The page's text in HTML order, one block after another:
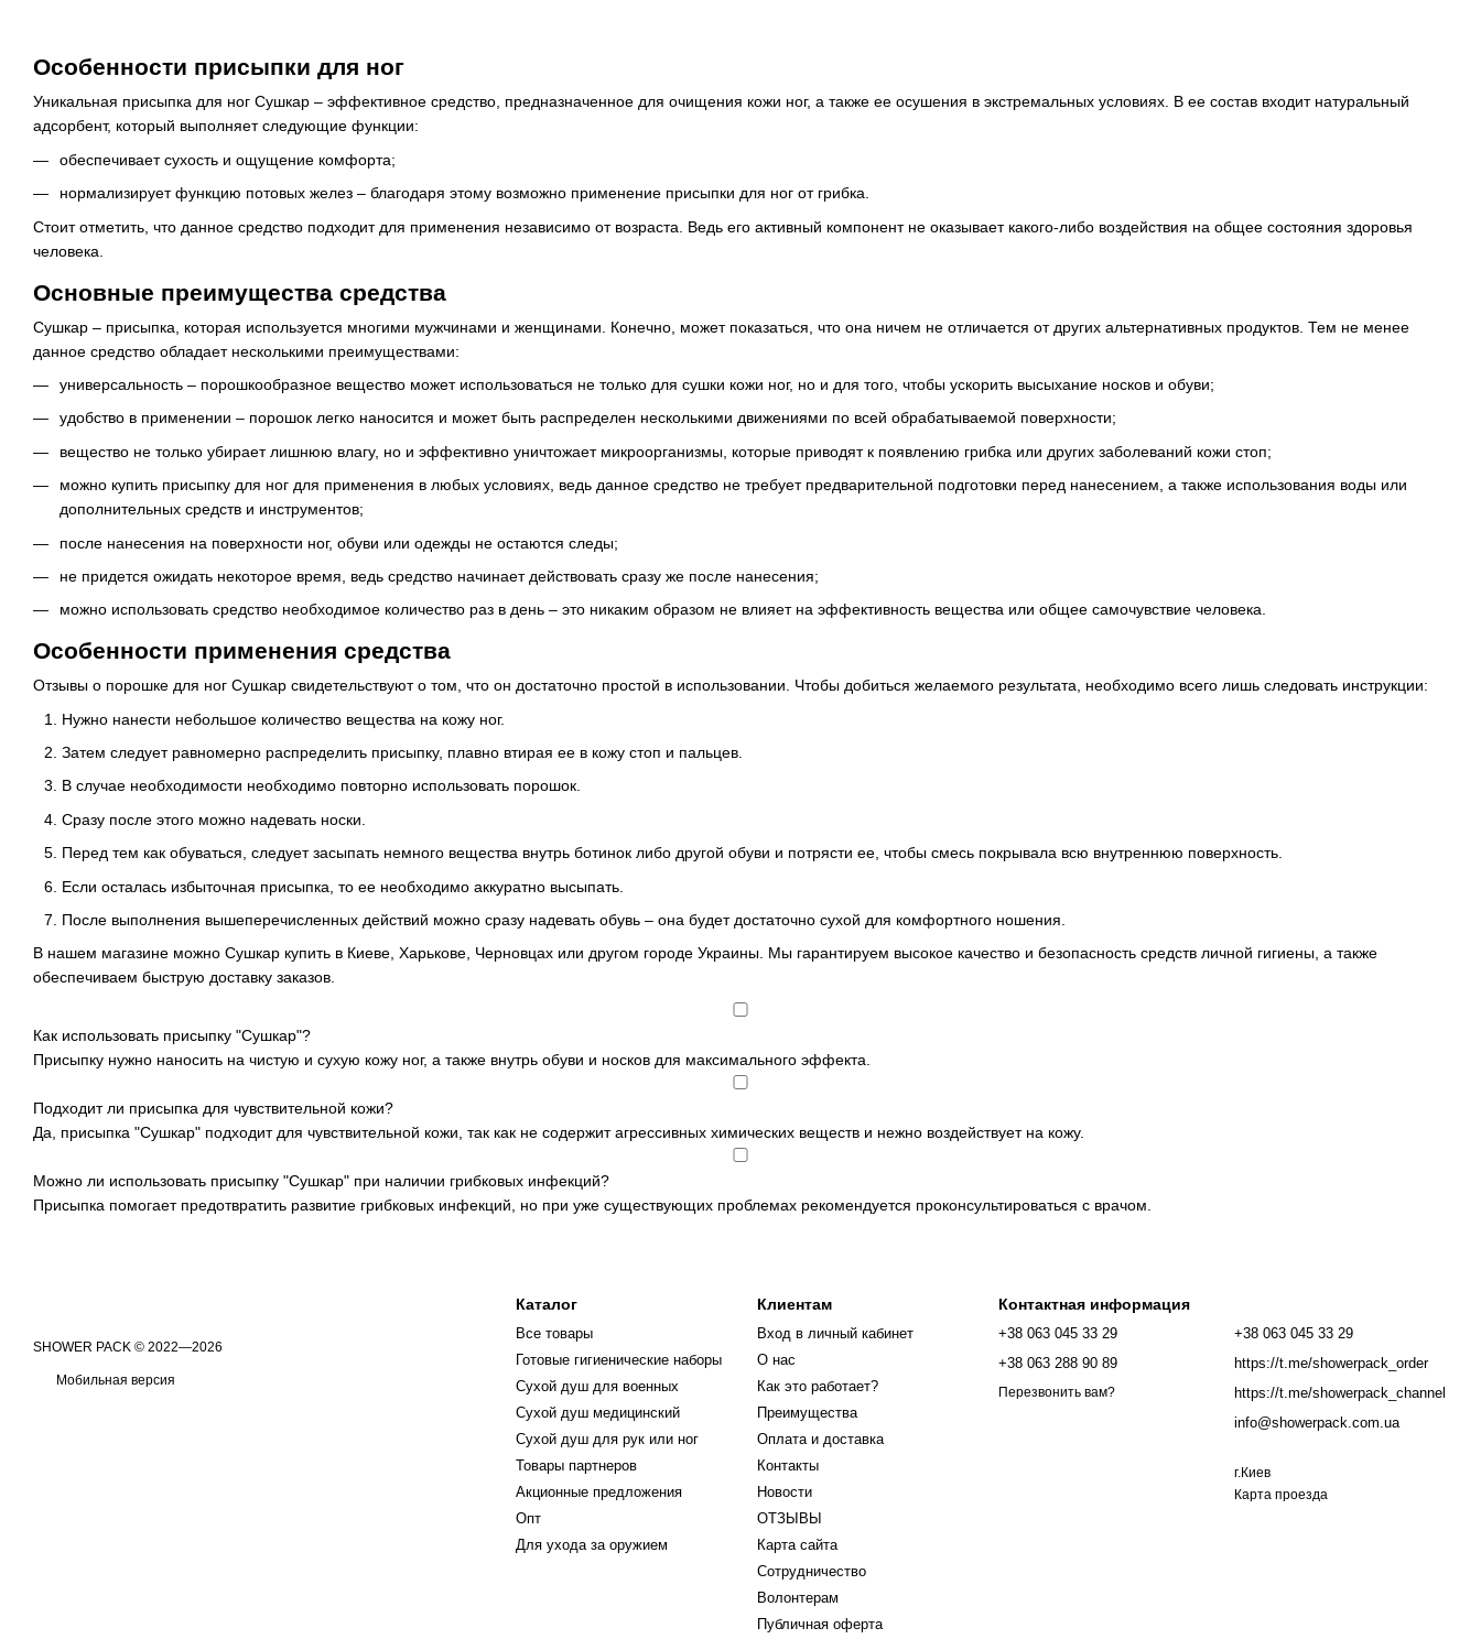
Особенности присыпки для ног
Уникальная присыпка для ног Сушкар – эффективное средство, предназначенное для очищения кожи ног, а также ее осушения в экстремальных условиях. В ее состав входит натуральный
адсорбент, который выполняет следующие функции:
обеспечивает сухость и ощущение комфорта;
нормализирует функцию потовых желез – благодаря этому возможно применение присыпки для ног от грибка.
Стоит отметить, что данное средство подходит для применения независимо от возраста. Ведь его активный компонент не оказывает какого-либо воздействия на общее состояния здоровья
человека.
Основные преимущества средства
Сушкар – присыпка, которая используется многими мужчинами и женщинами. Конечно, может показаться, что она ничем не отличается от других альтернативных продуктов. Тем не менее
данное средство обладает несколькими преимуществами:
универсальность – порошкообразное вещество может использоваться не только для сушки кожи ног, но и для того, чтобы ускорить высыхание носков и обуви;
удобство в применении – порошок легко наносится и может быть распределен несколькими движениями по всей обрабатываемой поверхности;
вещество не только убирает лишнюю влагу, но и эффективно уничтожает микроорганизмы, которые приводят к появлению грибка или других заболеваний кожи стоп;
можно купить присыпку для ног для применения в любых условиях, ведь данное средство не требует предварительной подготовки перед нанесением, а также использования воды или
дополнительных средств и инструментов;
после нанесения на поверхности ног, обуви или одежды не остаются следы;
не придется ожидать некоторое время, ведь средство начинает действовать сразу же после нанесения;
можно использовать средство необходимое количество раз в день – это никаким образом не влияет на эффективность вещества или общее самочувствие человека.
Особенности применения средства
Отзывы о порошке для ног Сушкар свидетельствуют о том, что он достаточно простой в использовании. Чтобы добиться желаемого результата, необходимо всего лишь следовать инструкции:
Нужно нанести небольшое количество вещества на кожу ног.
Затем следует равномерно распределить присыпку, плавно втирая ее в кожу стоп и пальцев.
В случае необходимости необходимо повторно использовать порошок.
Сразу после этого можно надевать носки.
Перед тем как обуваться, следует засыпать немного вещества внутрь ботинок либо другой обуви и потрясти ее, чтобы смесь покрывала всю внутреннюю поверхность.
Если осталась избыточная присыпка, то ее необходимо аккуратно высыпать.
После выполнения вышеперечисленных действий можно сразу надевать обувь – она будет достаточно сухой для комфортного ношения.
В нашем магазине можно Сушкар купить в Киеве, Харькове, Черновцах или другом городе Украины. Мы гарантируем высокое качество и безопасность средств личной гигиены, а также
обеспечиваем быструю доставку заказов.
Как использовать присыпку "Сушкар"?
Присыпку нужно наносить на чистую и сухую кожу ног, а также внутрь обуви и носков для максимального эффекта.
Подходит ли присыпка для чувствительной кожи?
Да, присыпка "Сушкар" подходит для чувствительной кожи, так как не содержит агрессивных химических веществ и нежно воздействует на кожу.
Можно ли использовать присыпку "Сушкар" при наличии грибковых инфекций?
Присыпка помогает предотвратить развитие грибковых инфекций, но при уже существующих проблемах рекомендуется проконсультироваться с врачом.
​​​​​​​SHOWER PACK © 2022—2026
Мобильная версия
Каталог
Все товары
Готовые гигиенические наборы
Cухой душ для военных
Сухой душ медицинский
Сухой душ для рук или ног
Товары партнеров
Акционные предложения
Опт
Для ухода за оружием
Клиентам
Вход в личный кабинет
О нас
Как это работает?
Преимущества
Оплата и доставка
Контакты
Новости
ОТЗЫВЫ
Карта сайта
Сотрудничество
Волонтерам
Публичная оферта
Контактная информация
+38 063 045 33 29
+38 063 288 90 89
Перезвонить вам?
+38 063 045 33 29
https://t.me/showerpack_order
https://t.me/showerpack_channel
info@showerpack.com.ua
г.Киев
Карта проезда